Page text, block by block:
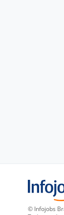
© Infojobs